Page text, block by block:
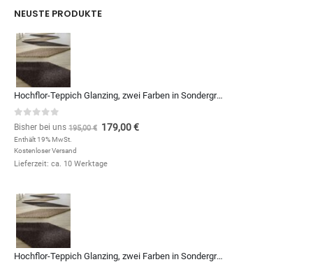
NEUSTE PRODUKTE
Hochflor-Teppich Glanzing, zwei Farben in Sondergrößen und Formen, zum Qm-Preis von (Kopie)
0 out of 5
Bisher bei uns 195,00€ 179,00€
Enthält 19% MwSt.
Kostenloser Versand
Lieferzeit: ca. 10 Werktage
Hochflor-Teppich Glanzing, zwei Farben in Sondergrößen und Formen, zum Qm-Preis von